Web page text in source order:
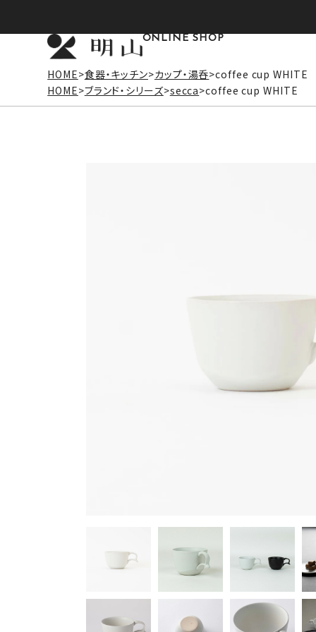
ONLINE SHOP
HOME 食器・キッチン カップ・湯呑 coffee cup WHITE
HOME ブランド・シリーズ secca coffee cup WHITE